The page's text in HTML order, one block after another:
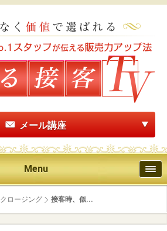
メール講座
Menu
クロージング 接客時、似...